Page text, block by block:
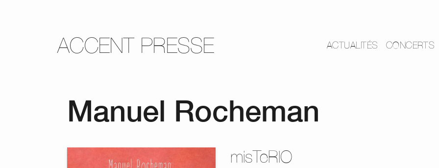
ACCENT PRESSE ACTUALITÉS CONCERTS
Manuel Rocheman
misTeRIO